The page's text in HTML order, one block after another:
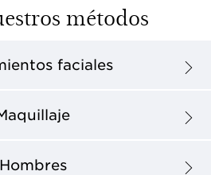
métodos
faciales
Hombres